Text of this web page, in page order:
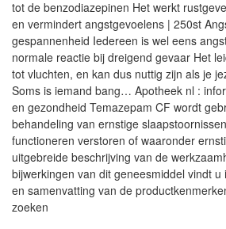
tot de benzodiazepinen Het werkt
en vermindert angstgevoelens | 250st
gespannenheid Iedereen is wel eens
normale reactie bij dreigend gevaar Het
tot vluchten, en kan dus nuttig zijn als je
Soms is iemand bang… Apotheek nl :
en gezondheid Temazepam CF wordt
behandeling van ernstige
functioneren verstoren of waaronder
uitgebreide beschrijving van de
bijwerkingen van dit geneesmiddel vindt
en samenvatting van de
zoeken